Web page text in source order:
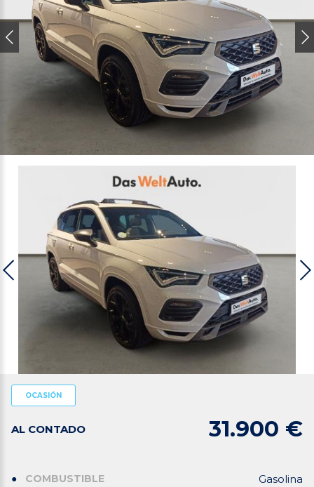
OCASIÓN
AL CONTADO 31.900 €
COMBUSTIBLE Gasolina